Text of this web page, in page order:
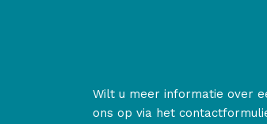
Wilt u meer informatie over
ons op via het